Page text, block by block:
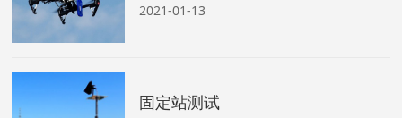
2021-01-13
固定站测试